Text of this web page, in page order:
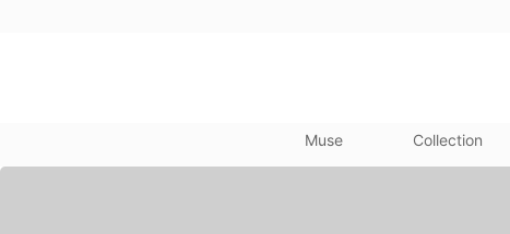
Muse Collection